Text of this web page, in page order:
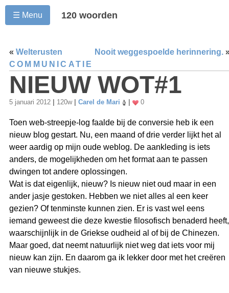
☰ Menu 120 woorden
« Welterusten Nooit weggespoelde herinnering.
COMMUNICATIE
NIEUW WOT#1
5 januari 2012 120w Carel de Mari 0
Toen web-streepje-log faalde bij de conversie heb ik een
nieuw blog gestart. Nu, een maand of drie verder lijkt het al
weer aardig op mijn oude weblog. De aankleding is iets
anders, de mogelijkheden om het format aan te passen
dwingen tot andere oplossingen.
Wat is dat eigenlijk, nieuw? Is nieuw niet oud maar in een
ander jasje gestoken. Hebben we niet alles al een keer
gezien? Of tenminste kunnen zien. Er is vast wel eens
iemand geweest die deze kwestie filosofisch benaderd heeft,
waarschijnlijk in de Griekse oudheid al of bij de Chinezen.
Maar goed, dat neemt natuurlijk niet weg dat iets voor mij
nieuw kan zijn. En daarom ga ik lekker door met het creëren
van nieuwe stukjes.